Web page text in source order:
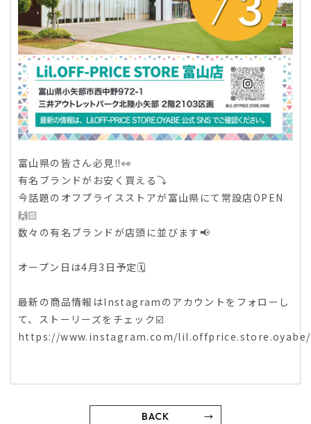
富山県の皆さん必見‼️👀
有名ブランドがお安く買える⤵️
今話題のオフプライスストアが富山県にて常設店OPEN
🙌🏻
数々の有名ブランドが店頭に並びます📢
オープン日は4月3日予定🗓️
最新の商品情報はInstagramのアカウントをフォローし
て、ストーリーズをチェック☑️
https://www.instagram.com/lil.offprice.store.oyabe/
BACK